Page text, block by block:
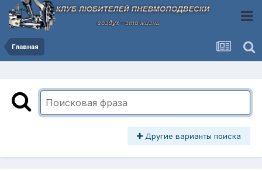
Главная
Другие варианты поиска